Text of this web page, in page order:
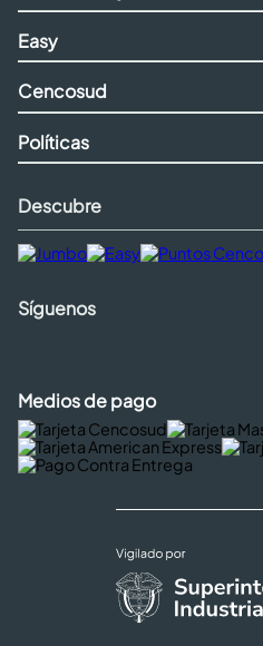
Easy
Cencosud
Políticas
Descubre
Síguenos
Medios de pago